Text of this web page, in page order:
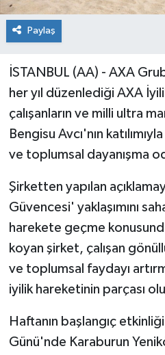
Paylaş
İSTANBUL (AA) - AXA
her yıl düzenlediği AXA
çalışanların ve milli ultra
Bengisu Avcı'nın
ve toplumsal dayanışma
Şirketten yapılan
Güvencesi' yaklaşımını
harekete geçme
koyan şirket, çalışan
ve toplumsal faydayı
iyilik hareketinin parçası
Haftanın başlangıç
Günü'nde Karaburun